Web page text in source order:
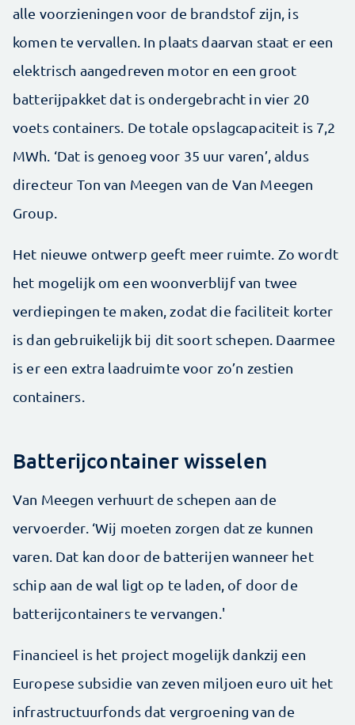
alle voorzieningen voor de brandstof zijn, is
komen te vervallen. In plaats daarvan staat er een
elektrisch aangedreven motor en een groot
batterijpakket dat is ondergebracht in vier 20
voets containers. De totale opslagcapaciteit is 7,2
MWh. ‘Dat is genoeg voor 35 uur varen’, aldus
directeur Ton van Meegen van de Van Meegen
Group.
Het nieuwe ontwerp geeft meer ruimte. Zo wordt
het mogelijk om een woonverblijf van twee
verdiepingen te maken, zodat die faciliteit korter
is dan gebruikelijk bij dit soort schepen. Daarmee
is er een extra laadruimte voor zo’n zestien
containers.
Batterijcontainer wisselen
Van Meegen verhuurt de schepen aan de
vervoerder. ‘Wij moeten zorgen dat ze kunnen
varen. Dat kan door de batterijen wanneer het
schip aan de wal ligt op te laden, of door de
batterijcontainers te vervangen.'
Financieel is het project mogelijk dankzij een
Europese subsidie van zeven miljoen euro uit het
infrastructuurfonds dat vergroening van de